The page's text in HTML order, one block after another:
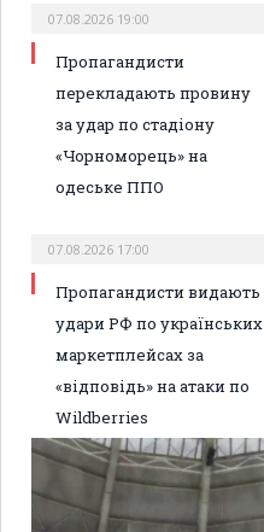
07.08.2026 19:00
Пропагандисти
перекладають провину
за удар по стадіону
«Чорноморець» на
одеське ППО
07.08.2026 17:00
Пропагандисти видають
удари РФ по українських
маркетплейсах за
«відповідь» на атаки по
Wildberries